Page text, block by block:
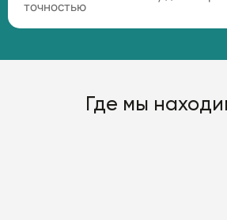
точностью
Где мы